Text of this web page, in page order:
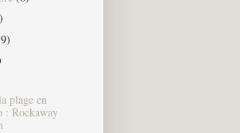
plage en
: Rockaway